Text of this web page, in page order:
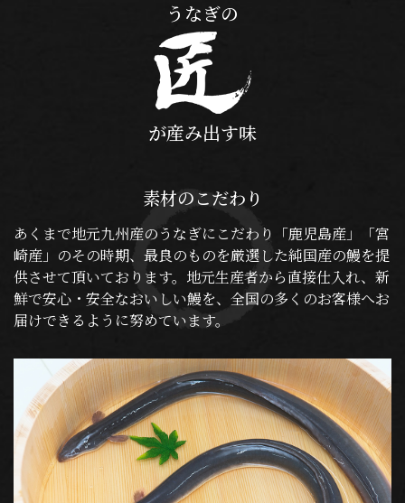
うなぎの
が産み出す味
素材のこだわり
あくまで地元九州産のうなぎにこだわり「鹿児島産」「宮
崎産」のその時期、最良のものを厳選した純国産の鰻を提
供させて頂いております。地元生産者から直接仕入れ、新
鮮で安心・安全なおいしい鰻を、全国の多くのお客様へお
届けできるように努めています。